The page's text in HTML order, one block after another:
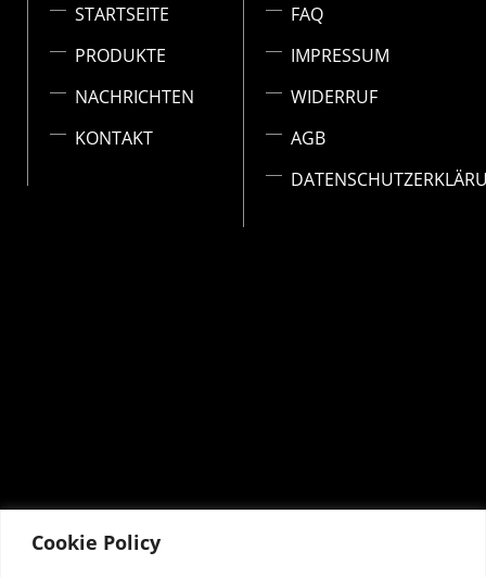
Cookie Policy
STARTSEITE
PRODUKTE
NACHRICHTEN
KONTAKT
FAQ
IMPRESSUM
WIDERRUF
AGB
Kontaktdetails